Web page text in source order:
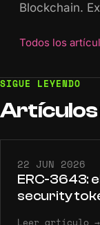
Blockchain.
Todos los
SIGUE LEYENDO
Artículos
22 JUN 2026
ERC-3643:
security